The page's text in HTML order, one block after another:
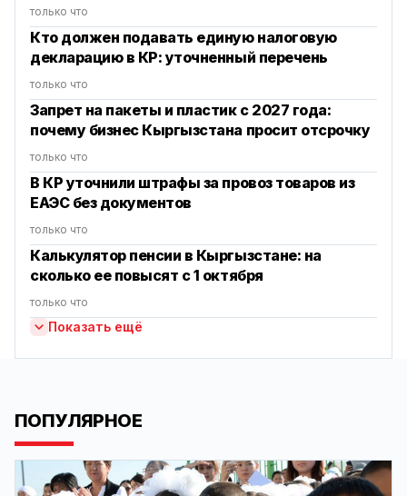
только что
Кто должен подавать единую налоговую
декларацию в КР: уточненный перечень
только что
Запрет на пакеты и пластик с 2027 года:
почему бизнес Кыргызстана просит отсрочку
только что
В КР уточнили штрафы за провоз товаров из
ЕАЭС без документов
только что
Калькулятор пенсии в Кыргызстане: на
сколько ее повысят с 1 октября
только что
Показать ещё
ПОПУЛЯРНОЕ